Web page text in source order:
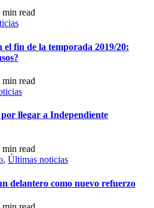
min read
fin de la temporada 2019/20:
min read
llegar a Independiente
min read
, Últimas noticias
delantero como nuevo refuerzo